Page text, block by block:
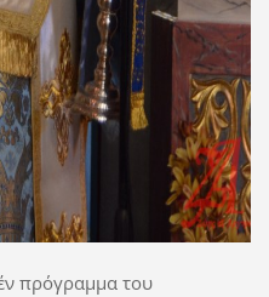
πρόγραμμα του